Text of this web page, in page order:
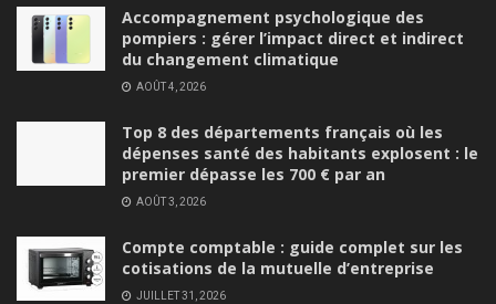
Accompagnement psychologique des
pompiers : gérer l’impact direct et indirect
du changement climatique
AOÛT 4, 2026
Top 8 des départements français où les
dépenses santé des habitants explosent : le
premier dépasse les 700 € par an
AOÛT 3, 2026
Compte comptable : guide complet sur les
cotisations de la mutuelle d’entreprise
JUILLET 31, 2026